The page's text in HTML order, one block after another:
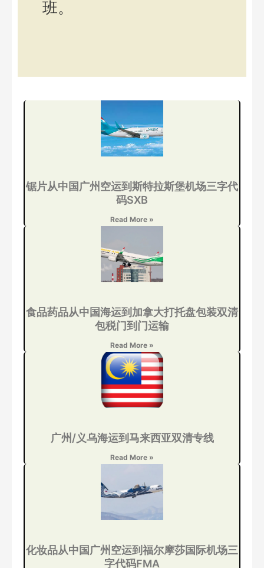
班。
锯片从中国广州空运到斯特拉斯堡机场三字代
码SXB
Read More »
食品药品从中国海运到加拿大打托盘包装双清
包税门到门运输
Read More »
广州/义乌海运到马来西亚双清专线
Read More »
化妆品从中国广州空运到福尔摩莎国际机场三
字代码FMA